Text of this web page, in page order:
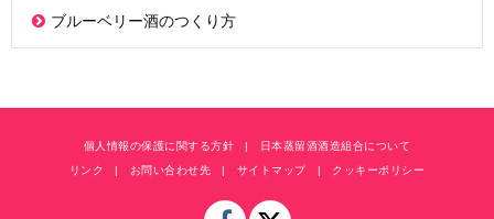
ブルーベリー酒のつくり方
個人情報の保護に関する方針
日本蒸留酒酒造組合について
リンク
お問い合わせ先 サイトマップ クッキーポリシー